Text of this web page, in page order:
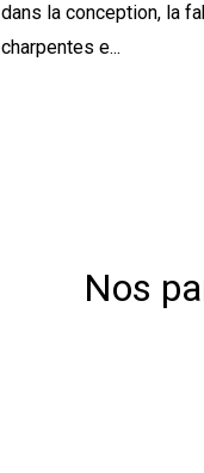
dans la conception, la
charpentes e...
Nos